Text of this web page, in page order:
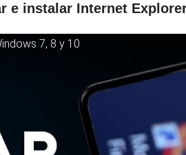
e instalar Internet
7, 8 y 10